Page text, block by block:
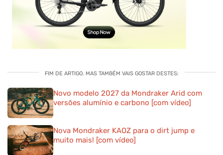
FIM DE ARTIGO. MAS TAMBÉM VAIS GOSTAR DESTES:
Novo modelo 2027 da Mondraker Arid com
versões alumínio e carbono [com vídeo]
Nova Mondraker KAOZ para o dirt jump e
muito mais! [com vídeo]